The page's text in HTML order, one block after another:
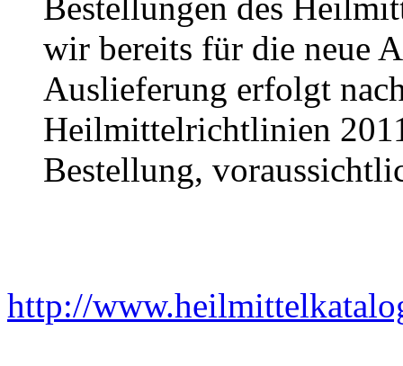
Bestellungen des
wir bereits für die neue
Auslieferung erfolgt
Heilmittelrichtlinien
Bestellung,
http://